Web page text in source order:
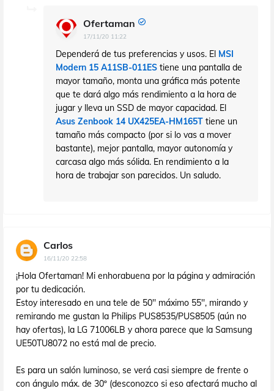
Ofertaman
17/11/20 11:22
Dependerá de tus preferencias y usos. El MSI
Modern 15 A11SB-011ES tiene una pantalla de
mayor tamaño, monta una gráfica más potente
que te dará algo más rendimiento a la hora de
jugar y lleva un SSD de mayor capacidad. El
Asus Zenbook 14 UX425EA-HM165T tiene un
tamaño más compacto (por si lo vas a mover
bastante), mejor pantalla, mayor autonomía y
carcasa algo más sólida. En rendimiento a la
hora de trabajar son parecidos. Un saludo.
Carlos
16/11/20 22:58
¡Hola Ofertaman! Mi enhorabuena por la página y admiración
por tu dedicación.
Estoy interesado en una tele de 50'' máximo 55'', mirando y
remirando me gustan la Philips PUS8535/PUS8505 (aún no
hay ofertas), la LG 71006LB y ahora parece que la Samsung
UE50TU8072 no está mal de precio.
Es para un salón luminoso, se verá casi siempre de frente o
con ángulo máx. de 30º (desconozco si eso afectará mucho al